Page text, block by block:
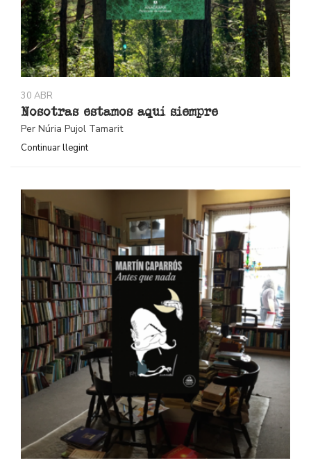
30 ABR
Nosotras estamos aquí siempre
Per Núria Pujol Tamarit
Continuar llegint